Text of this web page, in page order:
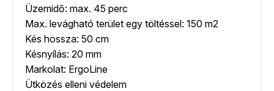
Üzemidő: max. 45 perc
Max. levágható terület egy töltéssel: 150 m2
Kés hossza: 50 cm
Késnyílás: 20 mm
Markolat: ErgoLine
Ütközés elleni védelem